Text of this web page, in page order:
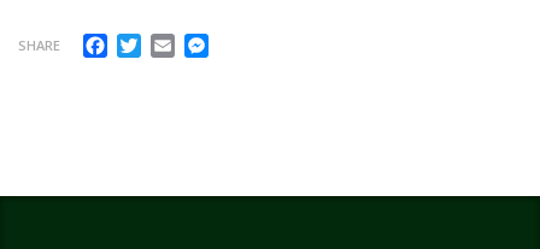
SHARE Facebook
Twitter
Email